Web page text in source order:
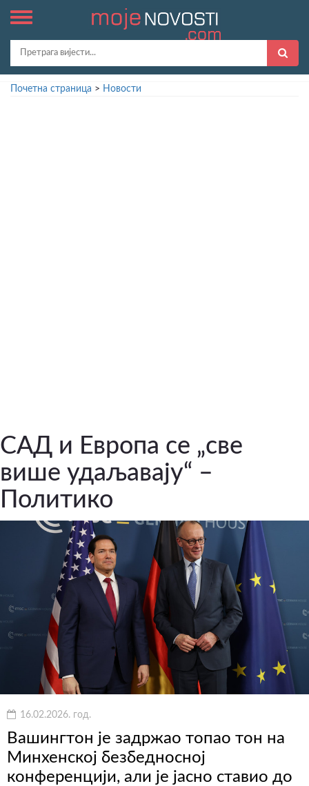
Почетна страница > Новости
САД и Европа се „све
више удаљавају“ –
Политико
16.02.2026. год.
Вашингтон је задржао топао тон на
Минхенској безбедносној
конференцији, али је јасно ставио до